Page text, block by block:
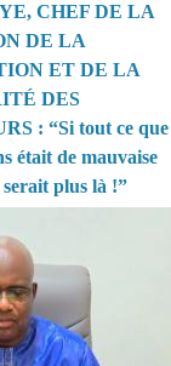
CHEF DE LA
DE LA
ET DE LA
DES
: “Si tout ce que
était de mauvaise
plus là !”